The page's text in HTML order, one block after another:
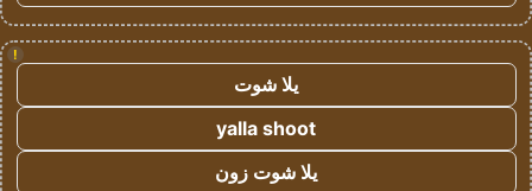
!
يلا شوت
yalla shoot
يلا شوت زون